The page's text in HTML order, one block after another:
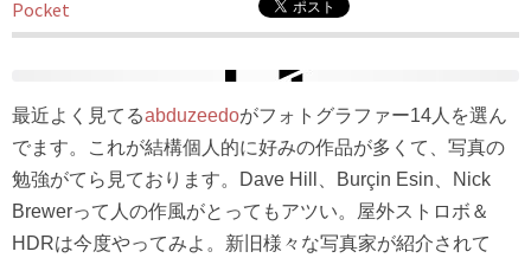
Pocket
最近よく見てるabduzeedoがフォトグラファー14人を選ん
でます。これが結構個人的に好みの作品が多くて、写真の
勉強がてら見ております。Dave Hill、Burçin Esin、Nick
Brewerって人の作風がとってもアツい。屋外ストロボ＆
HDRは今度やってみよ。新旧様々な写真家が紹介されて